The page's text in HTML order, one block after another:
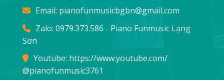
Email: pianofunmusicbgbn@gmail.com
Zalo: 0979.373.586 - Piano Funmusic Lạng
Sơn
Youtube: https://www.youtube.com/
@pianofunmusic3761